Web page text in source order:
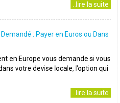
..lire la suite
: Payer en Euros ou Dans
en Europe vous demande si vous
votre devise locale, l’option qui
..lire la suite